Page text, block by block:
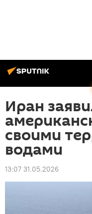
Иран
своими
водами
13:07 31.05.2026